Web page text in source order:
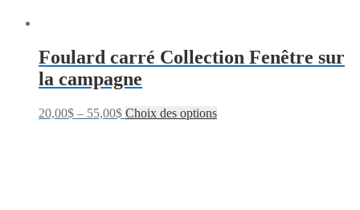
Foulard carré Collection Fenêtre sur
la campagne
20,00$ – 55,00$ Choix des options